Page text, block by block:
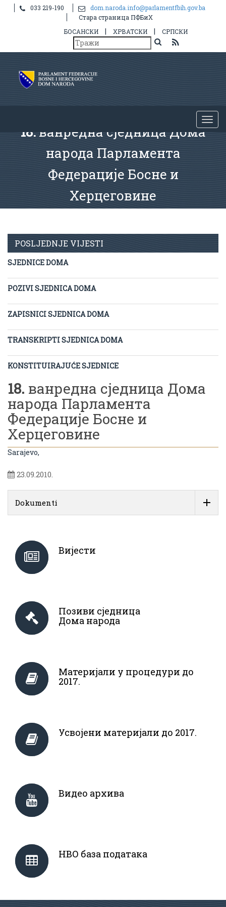
033 219-190
dom.naroda.info@parlamentfbih.gov.ba
Стара страница ПФБиХ
БОСАНСКИ
| ХРВАТСКИ | СРПСКИ
18.ванредна сједница Дома
народа Парламента
Федерације Босне и
Херцеговине
POSLJEDNJE VIJESTI
SJEDNICE DOMA
POZIVI SJEDNICA DOMA
ZAPISNICI SJEDNICA DOMA
TRANSKRIPTI SJEDNICA DOMA
KONSTITUIRAJUĆE SJEDNICE
18. ванредна сједница Дома
народа Парламента
Федерације Босне и
Херцеговине
Sarajevo,
23.09.2010.
Dokumenti
Вијести
Позиви сједница
Дома народа
Материјали у процедури до
2017.
Усвојени материјали до 2017.
Видео архива
НВО база података